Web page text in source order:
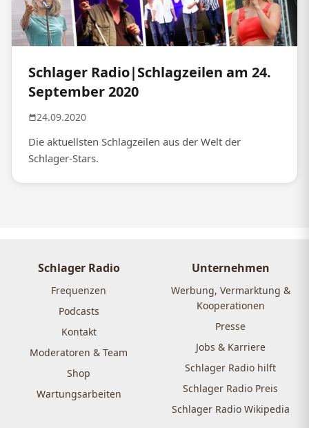
Schlager Radio|Schlagzeilen am 24.
September 2020
24.09.2020
Die aktuellsten Schlagzeilen aus der Welt der
Schlager-Stars.
Schlager Radio
Frequenzen
Podcasts
Kontakt
Moderatoren & Team
Shop
Wartungsarbeiten
Unternehmen
Werbung, Vermarktung &
Kooperationen
Presse
Jobs & Karriere
Schlager Radio hilft
Schlager Radio Preis
Schlager Radio Wikipedia